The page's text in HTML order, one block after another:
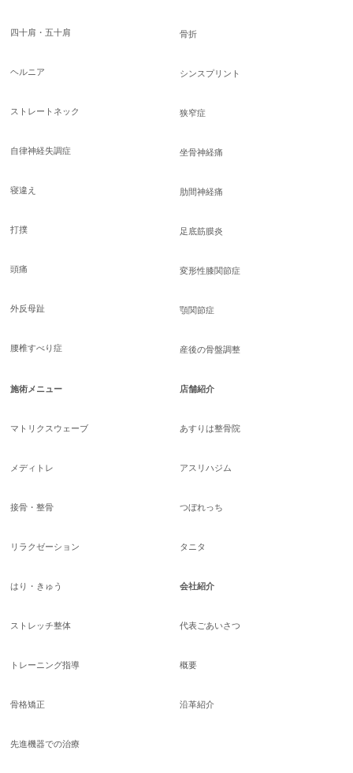
四十肩・五十肩
ヘルニア
ストレートネック
自律神経失調症
寝違え
打撲
頭痛
外反母趾
腰椎すべり症
骨折
シンスプリント
狭窄症
坐骨神経痛
肋間神経痛
足底筋膜炎
変形性膝関節症
顎関節症
産後の骨盤調整
施術メニュー
マトリクスウェーブ
メディトレ
接骨・整骨
リラクゼーション
はり・きゅう
ストレッチ整体
トレーニング指導
骨格矯正
先進機器での治療
店舗紹介
あすりは整骨院
アスリハジム
つぼれっち
タニタ
会社紹介
代表ごあいさつ
概要
沿革紹介